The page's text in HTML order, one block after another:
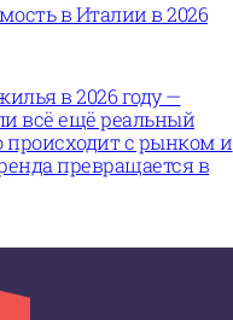
в Италии в 2026
в 2026 году —
всё ещё реальный
происходит с рынком и
превращается в